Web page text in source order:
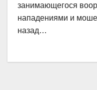
занимающегося
нападениями и
назад…